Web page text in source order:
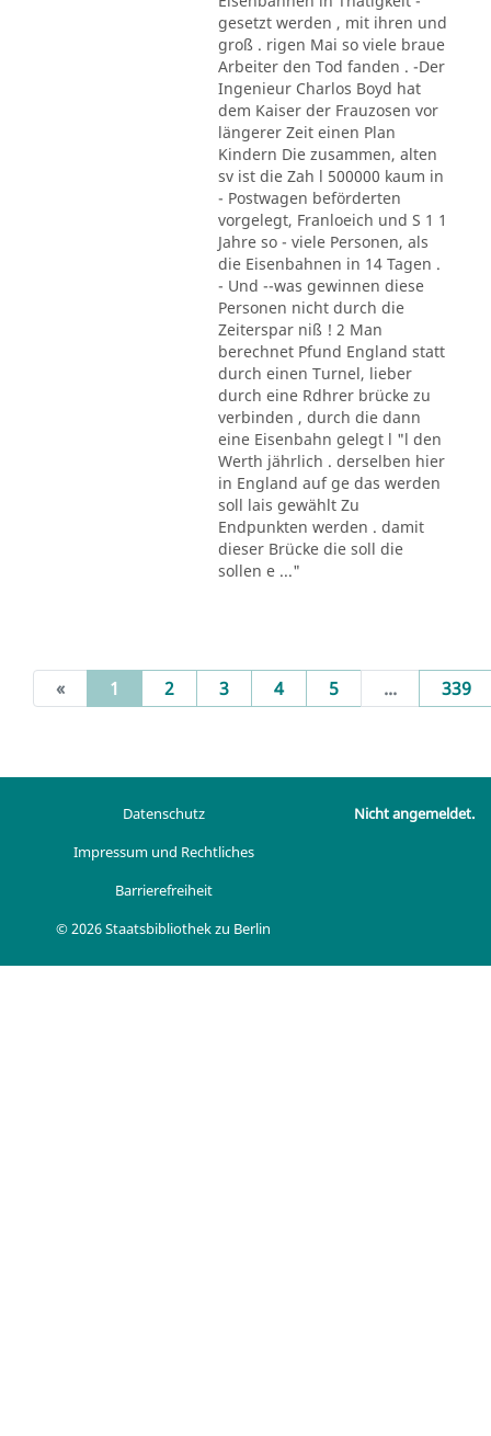
gesetzt werden , mit ihren und
groß . rigen Mai so viele braue
Arbeiter den Tod fanden . -Der
Ingenieur Charlos Boyd hat
dem Kaiser der Frauzosen vor
längerer Zeit einen Plan
Kindern Die zusammen, alten
sv ist die Zah l 500000 kaum in
- Postwagen beförderten
vorgelegt, Franloeich und S 1 1
Jahre so - viele Personen, als
die Eisenbahnen in 14 Tagen .
- Und --was gewinnen diese
Personen nicht durch die
Zeiterspar niß ! 2 Man
berechnet Pfund England statt
durch einen Turnel, lieber
durch eine Rdhrer brücke zu
verbinden , durch die dann
eine Eisenbahn gelegt l "l den
Werth jährlich . derselben hier
in England auf ge das werden
soll lais gewählt Zu
Endpunkten werden . damit
dieser Brücke die soll die
sollen e ..."
« 1 (current)
2 3 4 5 ... 339
Datenschutz
Impressum und Rechtliches
Barrierefreiheit
© 2026 Staatsbibliothek zu Berlin
Nicht angemeldet.